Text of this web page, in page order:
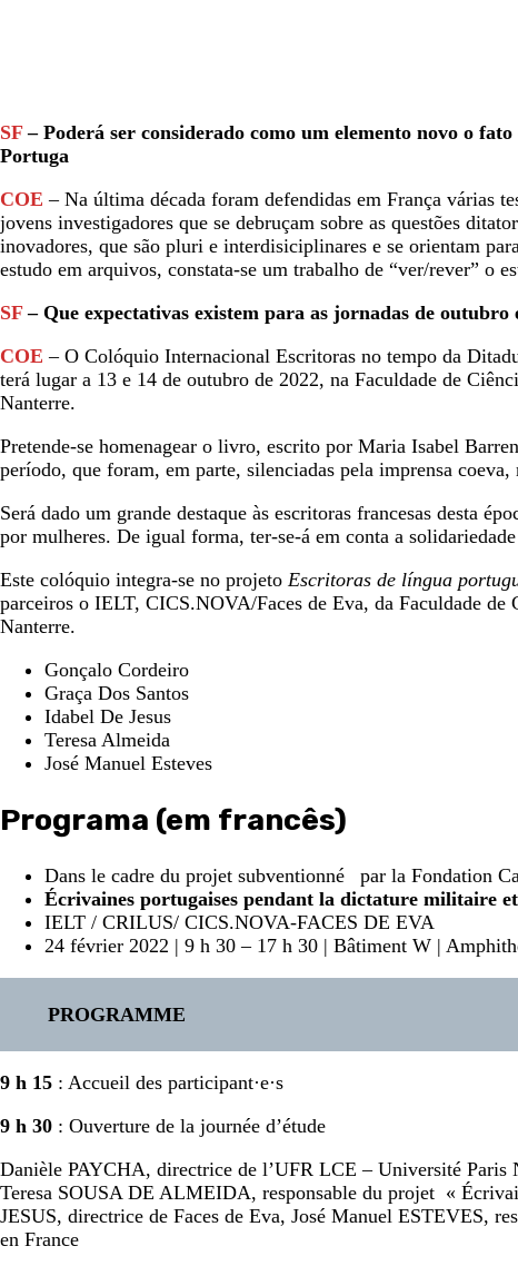
SF– Poderá ser considerado como um elemento novo o
Portuga
COE– Na última década foram defendidas em França várias
jovens investigadores que se debruçam sobre as questões
inovadores, que são pluri e interdisiciplinares e se orientam
estudo em arquivos, constata-se um trabalho de “ver/rever” o
SF– Que expectativas existem para as jornadas de
COE– O Colóquio Internacional Escritoras no tempo da
terá lugar a 13 e 14 de outubro de 2022, na Faculdade de
Nanterre.
Pretende-se homenagear o livro, escrito por Maria Isabel
período, que foram, em parte, silenciadas pela imprensa
Será dado um grande destaque às escritoras francesas desta
por mulheres. De igual forma, ter-se-á em conta a
Este colóquio integra-se no projeto Escritoras de língua
parceiros o IELT, CICS.NOVA/Faces de Eva, da Faculdade
Nanterre.
Gonçalo Cordeiro
Graça Dos Santos
Idabel De Jesus
Teresa Almeida
José Manuel Esteves
Programa (em francês)
Dans le cadre du projet subventionné par la Fondation
Écrivaines portugaises pendant la dictature militaire
IELT / CRILUS/ CICS.NOVA-FACES DE EVA
24 février 2022 | 9 h 30 – 17 h 30 | Bâtiment W |
PROGRAMME
9 h 15 : Accueil des participant·e·s
9 h 30 : Ouverture de la journée d’étude
Danièle PAYCHA, directrice de l’UFR LCE – Université
Teresa SOUSA DE ALMEIDA, responsable du projet «
JESUS, directrice de Faces de Eva, José Manuel ESTEVES,
en France